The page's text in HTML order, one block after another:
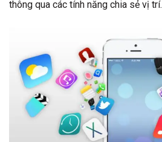
thông qua các tính năng chia sẻ vị trí.